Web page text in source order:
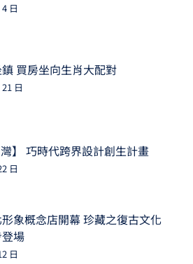
日
買房坐向生肖大配對
日
灣】 巧時代跨界設計創生計畫
日
象概念店開幕 珍藏之復古文化
場
日